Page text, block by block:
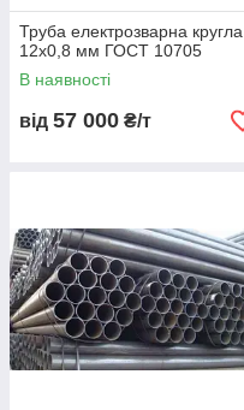
Труба електрозварна кругла
12х0,8 мм ГОСТ 10705
В наявності
від 57 000 ₴/т